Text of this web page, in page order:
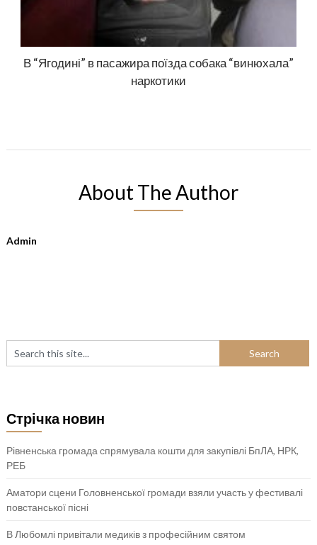
В “Ягодині” в пасажира поїзда собака “винюхала”
наркотики
About The Author
Admin
Стрічка новин
Рівненська громада спрямувала кошти для закупівлі БпЛА, НРК,
РЕБ
Аматори сцени Головненської громади взяли участь у фестивалі
повстанської пісні
В Любомлі привітали медиків з професійним святом